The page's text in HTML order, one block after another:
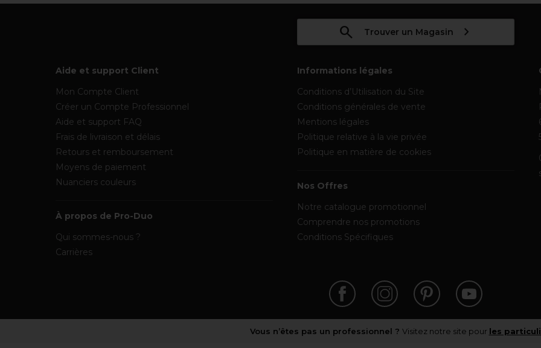
Trouver un Magasin
Aide et support Client
Mon Compte Client
Créer un Compte Professionnel
Aide et support FAQ
Frais de livraison et délais
Retours et remboursement
Moyens de paiement
Nuanciers couleurs
À propos de Pro-Duo
Qui sommes-nous ?
Carrières
Informations légales
Conditions d’Utilisation du Site
Conditions générales de vente
Mentions légales
Politique relative à la vie privée
Politique en matière de cookies
Nos Offres
Notre catalogue promotionnel
Comprendre nos promotions
Conditions Spécifiques
Vous n’êtes pas un professionnel ? Visitez notre site pour les